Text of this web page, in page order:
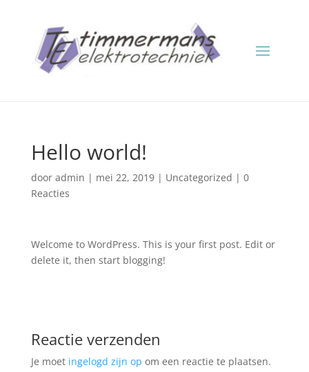
Hello world!
door admin | mei 22, 2019| Uncategorized | 0
Reacties
Welcome to WordPress. This is your first post. Edit or
delete it, then start blogging!
Reactie verzenden
Je moet ingelogd zijn op om een reactie te plaatsen.